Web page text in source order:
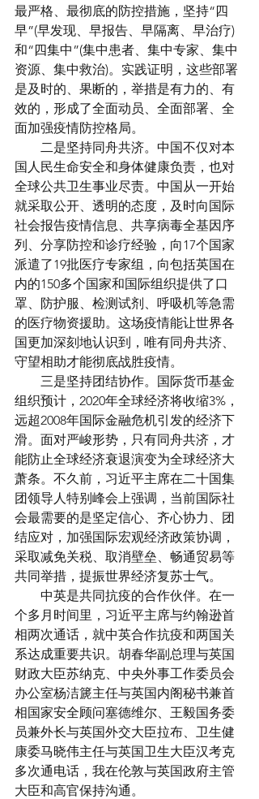
最严格、最彻底的防控措施，坚持“四
早”(早发现、早报告、早隔离、早治疗)
和“四集中”(集中患者、集中专家、集中
资源、集中救治)。实践证明，这些部署
是及时的、果断的，举措是有力的、有
效的，形成了全面动员、全面部署、全
面加强疫情防控格局。
二是坚持同舟共济。中国不仅对本
国人民生命安全和身体健康负责，也对
全球公共卫生事业尽责。中国从一开始
就采取公开、透明的态度，及时向国际
社会报告疫情信息、共享病毒全基因序
列、分享防控和诊疗经验，向17个国家
派遣了19批医疗专家组，向包括英国在
内的150多个国家和国际组织提供了口
罩、防护服、检测试剂、呼吸机等急需
的医疗物资援助。这场疫情能让世界各
国更加深刻地认识到，唯有同舟共济、
守望相助才能彻底战胜疫情。
三是坚持团结协作。国际货币基金
组织预计，2020年全球经济将收缩3%，
远超2008年国际金融危机引发的经济下
滑。面对严峻形势，只有同舟共济，才
能防止全球经济衰退演变为全球经济大
萧条。不久前，习近平主席在二十国集
团领导人特别峰会上强调，当前国际社
会最需要的是坚定信心、齐心协力、团
结应对，加强国际宏观经济政策协调，
采取减免关税、取消壁垒、畅通贸易等
共同举措，提振世界经济复苏士气。
中英是共同抗疫的合作伙伴。在一
个多月时间里，习近平主席与约翰逊首
相两次通话，就中英合作抗疫和两国关
系达成重要共识。胡春华副总理与英国
财政大臣苏纳克、中央外事工作委员会
办公室杨洁篪主任与英国内阁秘书兼首
相国家安全顾问塞德维尔、王毅国务委
员兼外长与英国外交大臣拉布、卫生健
康委马晓伟主任与英国卫生大臣汉考克
多次通电话，我在伦敦与英国政府主管
大臣和高官保持沟通。